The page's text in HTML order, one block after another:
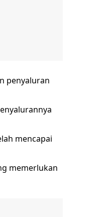
penyaluran
mencapai
memerlukan